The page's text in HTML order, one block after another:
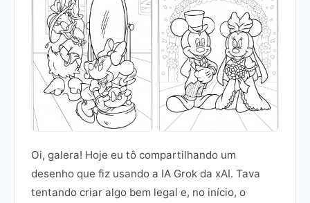
Oi, galera! Hoje eu tô compartilhando um
desenho que fiz usando a IA Grok da xAI. Tava
tentando criar algo bem legal e, no início, o